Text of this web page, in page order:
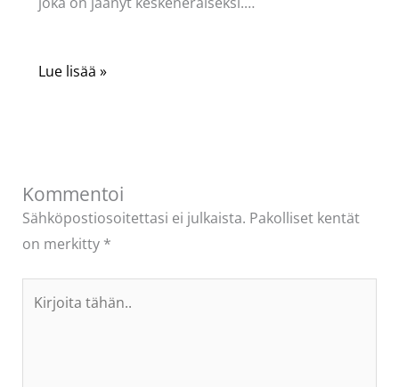
Lue lisää »
Kommentoi
Sähköpostiosoitettasi ei julkaista. Pakolliset kentät
on merkitty *
tähän..